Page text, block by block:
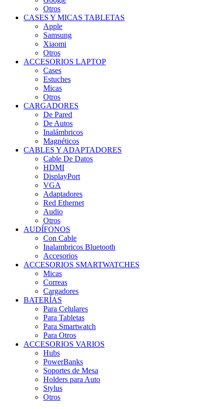
Otros
CASES Y MICAS TABLETAS
Apple
Samsung
Xiaomi
Otros
ACCESORIOS LAPTOP
Cases
Estuches
Micas
Otros
CARGADORES
De Pared
De Autos
Inalámbricos
Magnéticos
CABLES Y ADAPTADORES
Cable De Datos
HDMI
DisplayPort
VGA
Adaptadores
Red Ethernet
Audio
Otros
AUDÍFONOS
Con Cable
Inalambricos Bluetooth
Accesorios
ACCESORIOS SMARTWATCHES
Micas
Correas
Cargadores
BATERÍAS
Para Celulares
Para Tabletas
Para Smartwatch
Para Otros
ACCESORIOS VARIOS
Hubs
PowerBanks
Soportes de Mesa
Holders para Auto
Stylus
Otros